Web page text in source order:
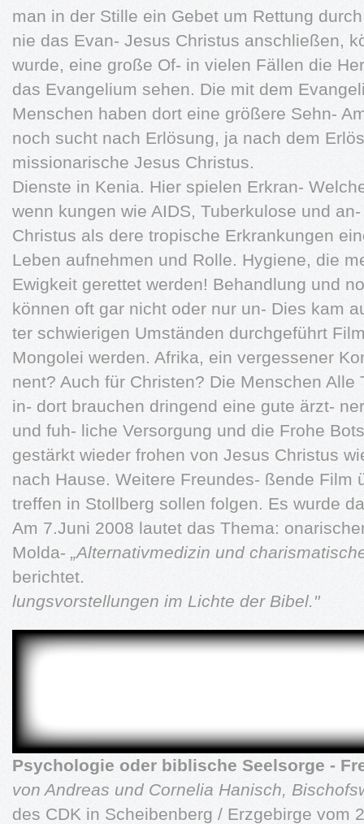
man in der Stille ein Gebet um Rettung
nie das Evan- Jesus Christus anschließen,
wurde, eine große Of- in vielen Fällen die
das Evangelium sehen. Die mit dem
Menschen haben dort eine größere Sehn-
noch sucht nach Erlösung, ja nach dem
missionarische Jesus Christus.
Dienste in Kenia. Hier spielen Erkran-
wenn kungen wie AIDS, Tuberkulose und
Christus als dere tropische Erkrankungen
Leben aufnehmen und Rolle. Hygiene, die
Ewigkeit gerettet werden! Behandlung und
können oft gar nicht oder nur un- Dies kam
ter schwierigen Umständen durchgeführt
Mongolei werden. Afrika, ein vergessener
nent? Auch für Christen? Die Menschen
in- dort brauchen dringend eine gute ärzt-
und fuh- liche Versorgung und die Frohe
gestärkt wieder frohen von Jesus Christus
nach Hause. Weitere Freundes- ßende Film
treffen in Stollberg sollen folgen. Es wurde
Am 7.Juni 2008 lautet das Thema:
Molda- „Alternativmedizin und
berichtet.
lungsvorstellungen im Lichte der Bibel."
Psychologie oder biblische Seelsorge -
von Andreas und Cornelia Hanisch,
des CDK in Scheibenberg / Erzgebirge vom